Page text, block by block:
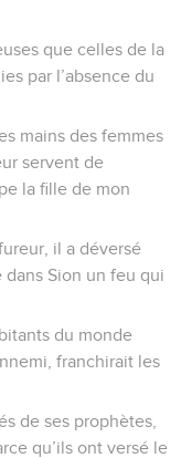
que celles de la
par l’absence du
mains des femmes
servent de
la fille de mon
il a déversé
dans Sion un feu qui
du monde
franchirait les
de ses prophètes,
qu’ils ont versé le